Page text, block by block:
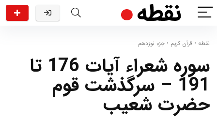
نقطه • قرآن کریم • جزء نوزدهم
سوره شعراء آیات 176 تا
191 – سرگذشت قوم
حضرت شعیب